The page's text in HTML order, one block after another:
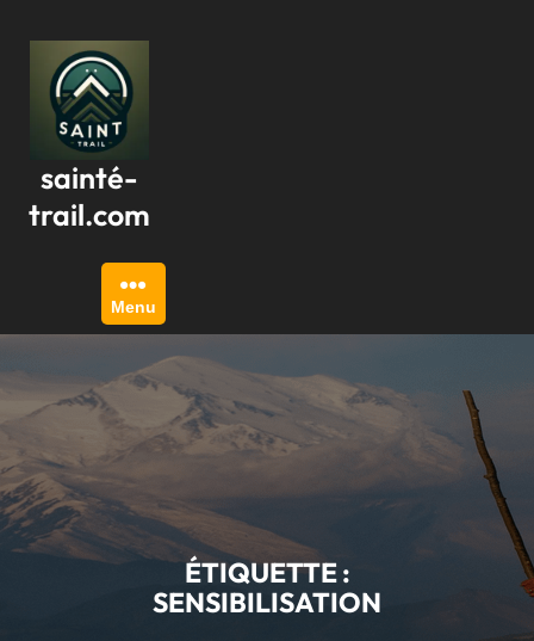
contenu
sainté-
trail.com
Menu
ÉTIQUETTE :
SENSIBILISATION